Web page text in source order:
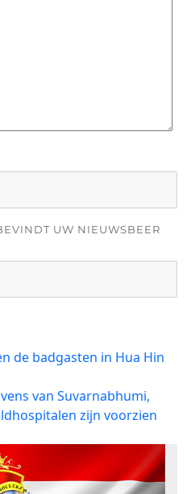
UW NIEUWSBEER
de badgasten in Hua Hin
van Suvarnabhumi,
zijn voorzien